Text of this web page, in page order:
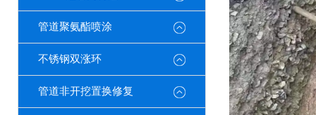
管道聚氨酯喷涂
不锈钢双涨环
管道非开挖置换修复